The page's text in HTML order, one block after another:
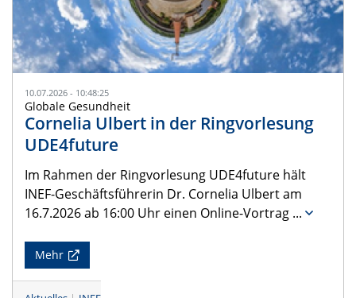
10.07.2026 - 10:48:25
Globale Gesundheit
Cornelia Ulbert in der Ringvorlesung
UDE4future
Im Rahmen der Ringvorlesung UDE4future hält
INEF-Geschäftsführerin Dr. Cornelia Ulbert am
16.7.2026 ab 16:00 Uhr einen Online-Vortrag ...
Mehr